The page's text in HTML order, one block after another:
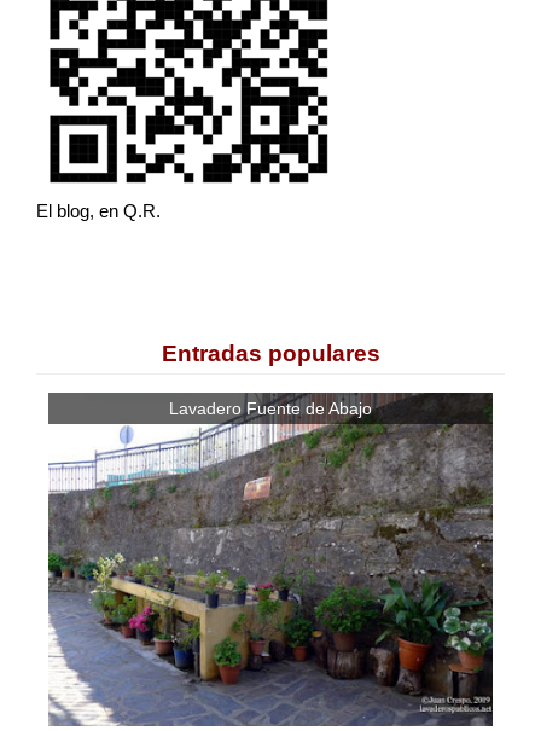
El blog, en Q.R.
Entradas populares
Lavadero Fuente de Abajo